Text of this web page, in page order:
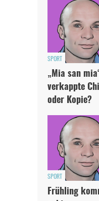
SPORT
„Mia san
verkappte
oder Kopie?
SPORT
Frühling